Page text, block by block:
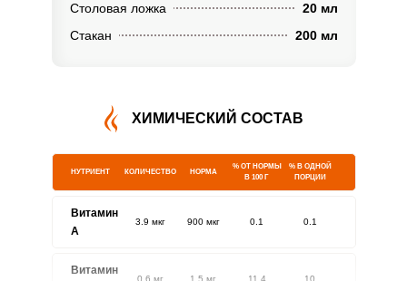
Столовая ложка
20 мл
Стакан
200 мл
ХИМИЧЕСКИЙ СОСТАВ
НУТРИЕНТ КОЛИЧЕСТВО НОРМА
% ОТ НОРМЫ
В 100 Г
% В ОДНОЙ
ПОРЦИИ
Витамин
A
3.9 мкг 900 мкг 0.1 0.1
Витамин
0.6 мг 1.5 мг 11.4 10